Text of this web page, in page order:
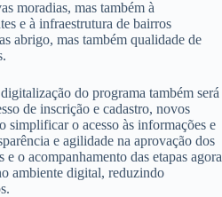
moradias, mas também à
e à infraestrutura de bairros
abrigo, mas também qualidade de
do programa também será
de inscrição e cadastro, novos
simplificar o acesso às informações e
e agilidade na aprovação dos
o acompanhamento das etapas agora
ambiente digital, reduzindo